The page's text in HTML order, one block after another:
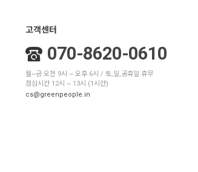
고객센터
070-8620-0610
월~금 오전 9시 ~ 오후 6시 / 토,일,공휴일 휴무
점심시간 12시 ~ 13시 (1시간)
cs@greenpeople.in